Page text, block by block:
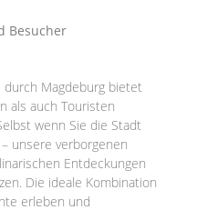
Besucher
durch Magdeburg bietet
als auch Touristen
wenn Sie die Stadt
unsere verborgenen
Entdeckungen
Die ideale Kombination
erleben und